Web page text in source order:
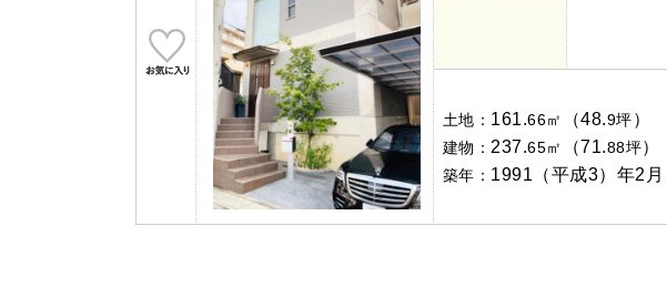
土地： 161.66㎡ （48.9坪）
建物： 237.65㎡ （71.88坪）
築年： 1991（平成3）年2月